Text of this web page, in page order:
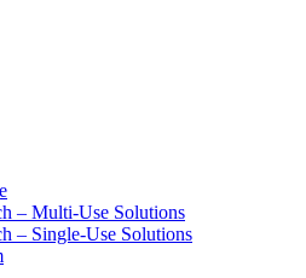
– Multi-Use Solutions
– Single-Use Solutions